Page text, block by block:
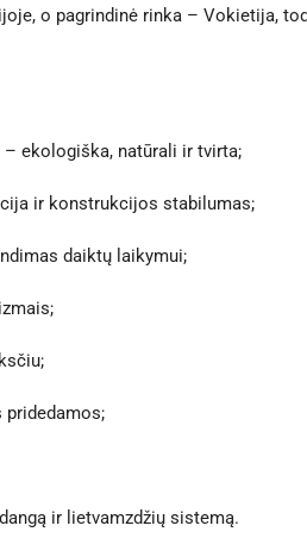
o pagrindinė rinka – Vokietija,
– ekologiška, natūrali ir tvirta;
ir konstrukcijos stabilumas;
daiktų laikymui;
ir lietvamzdžių sistemą.